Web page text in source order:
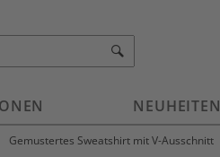
NEUHEITEN
Gemustertes Sweatshirt mit V-Ausschnitt